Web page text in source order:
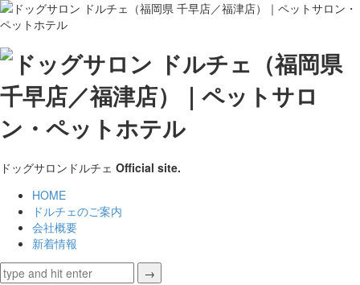
ド
ッ
グ
サ
ロ
ン
ド
ドッグサロンドルチェ Official site.
HOME
ドルチェのご案内
会社概要
新着情報